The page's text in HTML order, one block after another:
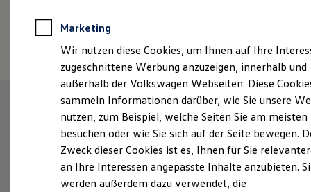
Anpfiff zum Gewinn
Elektroautos
ID. Tutorials
Elektrofahrzeugkonzepte
Reichweite
Reichweite der ID. Modelle
Reichweite im Winter
Laden
Laden unterwegs
Laden Zuhause
Marketing
Wir nutzen diese Cookies, um Ihnen auf Ihre
zugeschnittene Werbung anzuzeigen, innerhalb und
außerhalb der Volkswagen Webseiten. Diese
sammeln Informationen darüber, wie Sie unsere
nutzen, zum Beispiel, welche Seiten Sie am meisten
besuchen oder wie Sie sich auf der Seite bewegen.
Zweck dieser Cookies ist es, Ihnen für Sie
an Ihre Interessen angepasste Inhalte anzubieten.
werden außerdem dazu verwendet, die